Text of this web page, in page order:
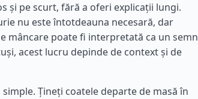
și pe scurt, fără a oferi explicații lungi.
nu este întotdeauna necesară, dar
mâncare poate fi interpretată ca un semn
acest lucru depinde de context și de
Țineți coatele departe de masă în